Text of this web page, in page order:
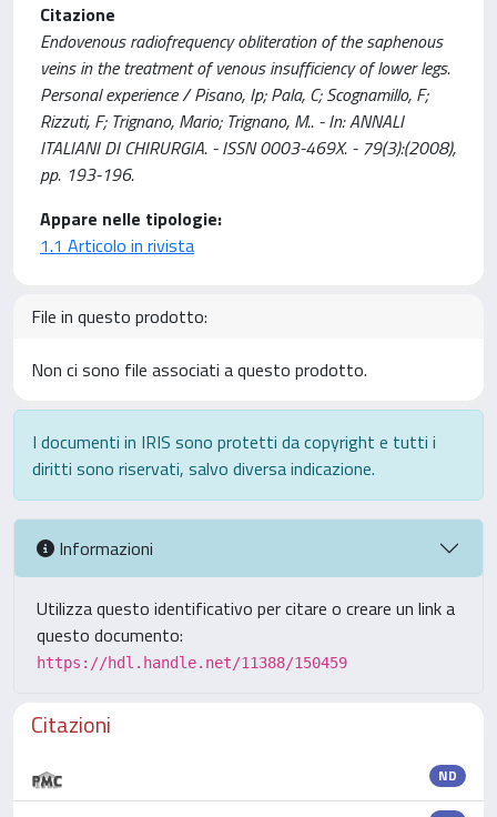
Citazione
Endovenous radiofrequency obliteration of the saphenous
veins in the treatment of venous insufficiency of lower legs.
Personal experience / Pisano, Ip; Pala, C; Scognamillo, F;
Rizzuti, F; Trignano, Mario; Trignano, M.. - In: ANNALI
ITALIANI DI CHIRURGIA. - ISSN 0003-469X. - 79(3):(2008),
pp. 193-196.
Appare nelle tipologie:
1.1 Articolo in rivista
File in questo prodotto:
Non ci sono file associati a questo prodotto.
I documenti in IRIS sono protetti da copyright e tutti i
diritti sono riservati, salvo diversa indicazione.
Informazioni
Utilizza questo identificativo per citare o creare un link a
questo documento:
https://hdl.handle.net/11388/150459
Citazioni
ND